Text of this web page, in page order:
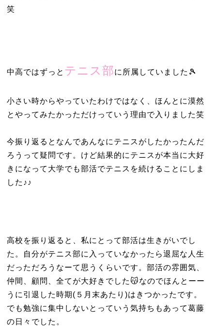
笑
中高ではずっと テニス部に所属していました🎾
小さい時からやっていたわけではなく、ほんとに漠然
とやってみたかっただけっていう理由で入りました笑
今振り返るとなんであんなにテニスがしたかったんだ
ろうって疑問です。けど結果的にテニスが本当に大好
きになって大学でも部活でテニスを続けることにしま
した♪♪
高校を振り返ると、私にとって部活は生きがいでし
た。自分がテニス部に入っていなかったら退屈な人生
だっただろうなーて思うくらいです。部活の雰囲気、
仲間、顧問、全てが大好きでした😽なのでほんとーー
うに引退した時期(５月末あたり)はきつかったです。
でも勉強に集中しないとっていう気持ちもあって葛藤
の日々でした。